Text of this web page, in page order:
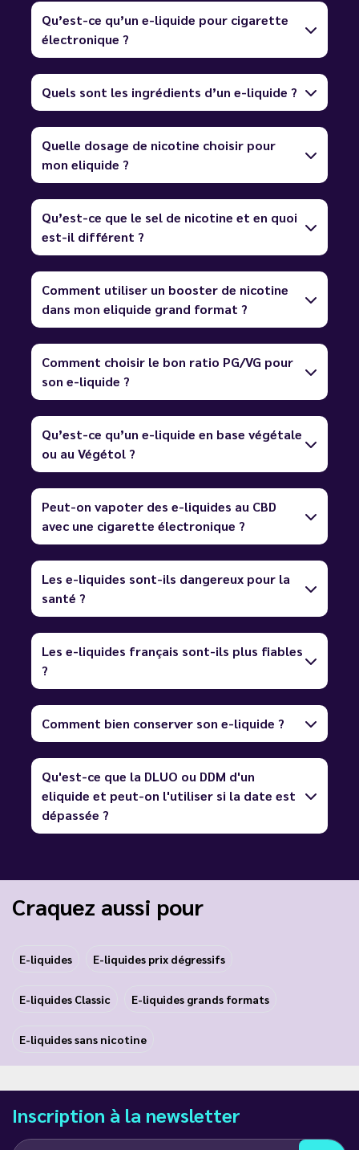
Qu’est-ce qu’un e-liquide pour cigarette
électronique ?
Quels sont les ingrédients d’un e-liquide ?
Quelle dosage de nicotine choisir pour
mon eliquide ?
Qu’est-ce que le sel de nicotine et en quoi
est-il différent ?
Comment utiliser un booster de nicotine
dans mon eliquide grand format ?
Comment choisir le bon ratio PG/VG pour
son e-liquide ?
Qu’est-ce qu’un e-liquide en base végétale
ou au Végétol ?
Peut-on vapoter des e-liquides au CBD
avec une cigarette électronique ?
Les e-liquides sont-ils dangereux pour la
santé ?
Les e-liquides français sont-ils plus fiables
?
Comment bien conserver son e-liquide ?
Qu'est-ce que la DLUO ou DDM d'un
eliquide et peut-on l'utiliser si la date est
dépassée ?
Craquez aussi pour
E-liquides E-liquides prix dégressifs
E-liquides Classic E-liquides grands formats
E-liquides sans nicotine
Inscription à la newsletter